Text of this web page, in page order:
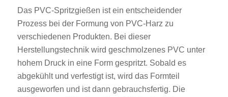
Das PVC-Spritzgießen ist ein entscheidender
Prozess bei der Formung von PVC-Harz zu
verschiedenen Produkten. Bei dieser
Herstellungstechnik wird geschmolzenes PVC unter
hohem Druck in eine Form gespritzt. Sobald es
abgekühlt und verfestigt ist, wird das Formteil
ausgeworfen und ist dann gebrauchsfertig. Die